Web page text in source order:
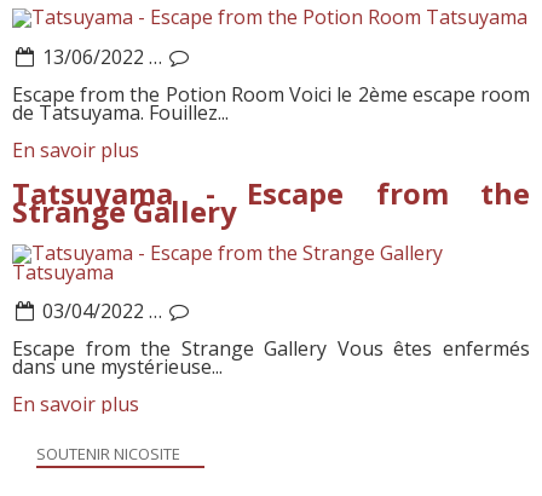
Tatsuyama
13/06/2022 …
Escape from the Potion Room Voici le 2ème escape room
de Tatsuyama. Fouillez...
En savoir plus
Tatsuyama - Escape from the
Strange Gallery
Tatsuyama
03/04/2022 …
Escape from the Strange Gallery Vous êtes enfermés
dans une mystérieuse...
En savoir plus
SOUTENIR NICOSITE